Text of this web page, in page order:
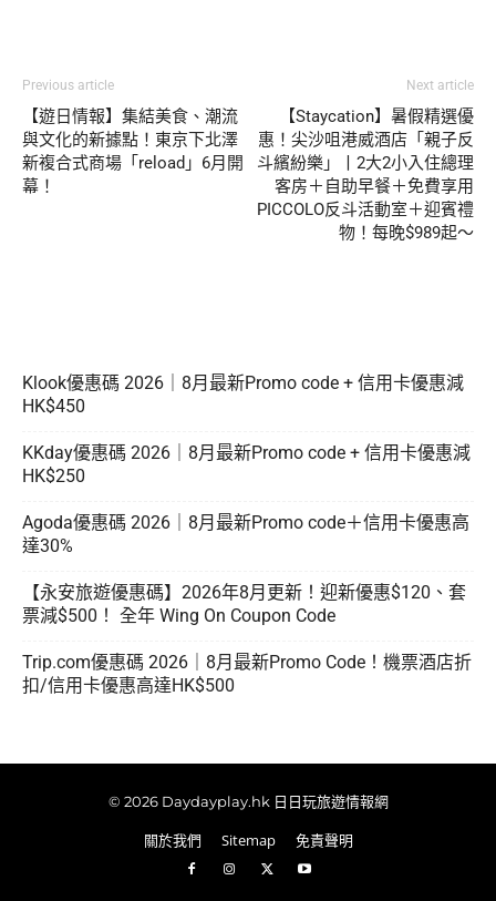
Previous article
【遊日情報】集結美食、潮流
與文化的新據點！東京下北澤
新複合式商場「reload」6月開
幕！
Next article
【Staycation】暑假精選優
惠！尖沙咀港威酒店「親子反
斗繽紛樂」丨2大2小入住總理
客房＋自助早餐＋免費享用
PICCOLO反斗活動室＋迎賓禮
物！每晚$989起～
Klook優惠碼 2026｜8月最新Promo code + 信用卡優惠減
HK$450
KKday優惠碼 2026｜8月最新Promo code + 信用卡優惠減
HK$250
Agoda優惠碼 2026｜8月最新Promo code＋信用卡優惠高
達30%
【永安旅遊優惠碼】2026年8月更新！迎新優惠$120、套
票減$500！ 全年 Wing On Coupon Code
Trip.com優惠碼 2026｜8月最新Promo Code！機票酒店折
扣/信用卡優惠高達HK$500
© 2026 Daydayplay.hk 日日玩旅遊情報網
關於我們 Sitemap 免責聲明